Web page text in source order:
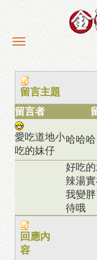
留言主題
留言者
愛吃道地小
吃的妹仔
哈哈哈
好吃
辣湯
我變
待哦
回應內
容